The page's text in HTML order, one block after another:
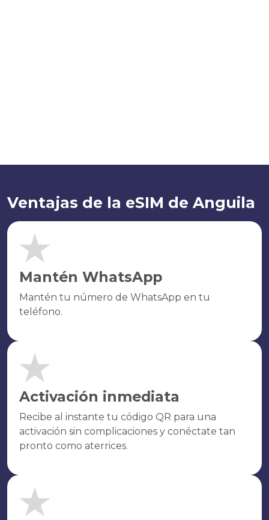
Ventajas de la eSIM de Anguila
Mantén WhatsApp
Mantén tu número de WhatsApp en tu
teléfono.
Activación inmediata
Recibe al instante tu código QR para una
activación sin complicaciones y conéctate tan
pronto como aterrices.